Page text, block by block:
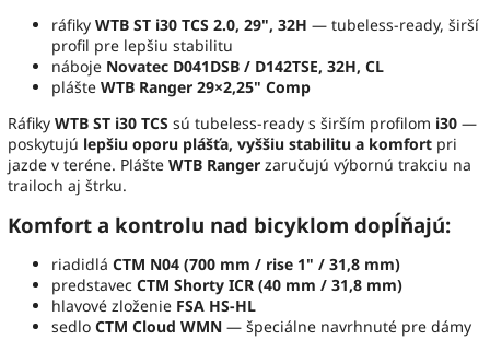
ráfiky WTB ST i30 TCS 2.0, 29", 32H — tubeless-ready, širší
profil pre lepšiu stabilitu
náboje Novatec D041DSB / D142TSE, 32H, CL
plášte WTB Ranger 29×2,25" Comp
Ráfiky WTB ST i30 TCS sú tubeless-ready s širším profilom i30 —
poskytujú lepšiu oporu plášťa, vyššiu stabilitu a komfort pri
jazde v teréne. Plášte WTB Ranger zaručujú výbornú trakciu na
trailoch aj štrku.
Komfort a kontrolu nad bicyklom dopĺňajú:
riadidlá CTM N04 (700 mm / rise 1" / 31,8 mm)
predstavec CTM Shorty ICR (40 mm / 31,8 mm)
hlavové zloženie FSA HS‑HL
sedlo CTM Cloud WMN — špeciálne navrhnuté pre dámy